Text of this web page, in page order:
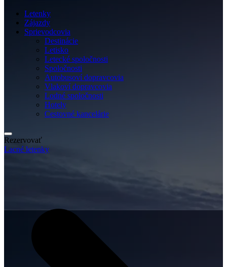
Letenky
Zájazdy
Sprievodcovia
Destinácie
Letisko
Letecké spoločnosti
Spoločnosti
Autobusoví dopravcovia
Vlakoví dopravcovia
Lodné spoločnosti
Hotely
Cestovné kancelárie
Rezervovať
Lacné letenky